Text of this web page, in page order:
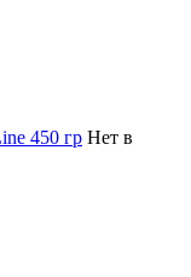
450 гр Нет в